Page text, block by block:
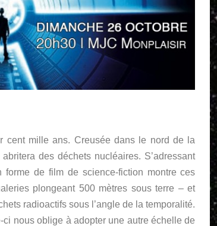
cent mille ans. Creusée dans le nord de la
des déchets nucléaires. S’adressant
forme de film de science-fiction montre ces
plongeant 500 mètres sous terre – et
radioactifs sous l’angle de la temporalité.
nous oblige à adopter une autre échelle de